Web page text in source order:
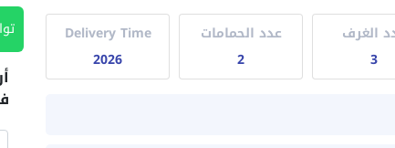
الغرف
3
عدد الحمامات
2
Delivery Time
2026